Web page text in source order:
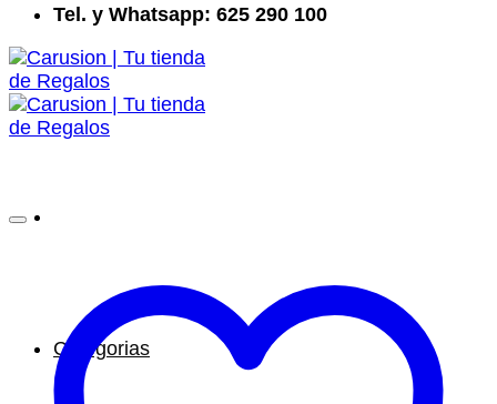
Tel. y Whatsapp: 625 290 100
Categorias